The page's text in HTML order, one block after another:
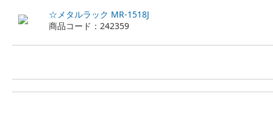
☆メタルラック MR-1518J
商品コード：242359